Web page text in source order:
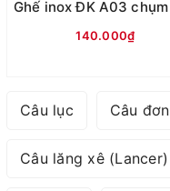
140.000₫
Câu lục Câu
Câu lăng xê (Lancer)